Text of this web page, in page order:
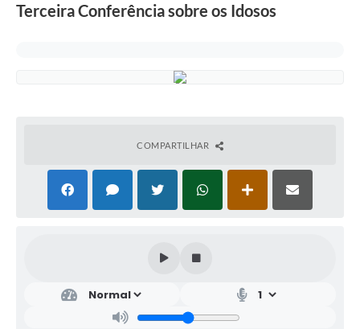
Terceira Conferência sobre os Idosos
COMPARTILHAR